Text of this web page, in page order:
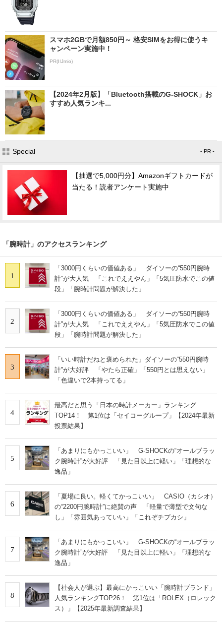
スマホ2GBで月額850円～ 格安SIMをお得に使うキ
ャンペーン実施中！
PR(IIJmio)
【2024年2月版】「Bluetooth搭載のG-SHOCK」お
すすめ人気ランキ...
Special - PR -
【抽選で5,000円分】Amazonギフトカードが
当たる！読者アンケート実施中
「腕時計」のアクセスランキング
1
「3000円くらいの価値ある」 ダイソーの“550円腕時
計”が大人気 「これでええやん」「5気圧防水でこの値
段」「腕時計問題が解決した」
2
「3000円くらいの価値ある」 ダイソーの“550円腕時
計”が大人気 「これでええやん」「5気圧防水でこの値
段」「腕時計問題が解決した」
3
「いい時計だねと褒められた」ダイソーの“550円腕時
計”が大好評 「やたら正確」「550円とは思えない」
「色違いで2本持ってる」
4
最高だと思う「日本の時計メーカー」ランキング
TOP14！ 第1位は「セイコーグループ」【2024年最新
投票結果】
5
「あまりにもかっこいい」 G-SHOCKの“オールブラッ
ク腕時計”が大好評 「見た目以上に軽い」「理想的な
逸品」
6
「夏場に良い。軽くてかっこいい」 CASIO（カシオ）
の“2200円腕時計”に絶賛の声 「軽量で薄型で文句な
し」「雰囲気あっていい」「これぞチプカシ」
7
「あまりにもかっこいい」 G-SHOCKの“オールブラッ
ク腕時計”が大好評 「見た目以上に軽い」「理想的な
逸品」
8
【社会人が選ぶ】最高にかっこいい「腕時計ブランド」
人気ランキングTOP26！ 第1位は「ROLEX（ロレック
ス）」【2025年最新調査結果】